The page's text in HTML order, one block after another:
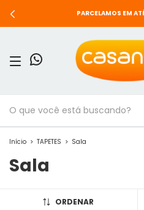
PARCELAMOS EM
Início > TAPETES > Sala
Sala
ORDENAR